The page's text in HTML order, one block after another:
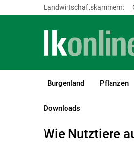
Landwirtschaftskammern:
Burgenland Pflanzen
Downloads
LK Burgenland
Wie Nutztiere